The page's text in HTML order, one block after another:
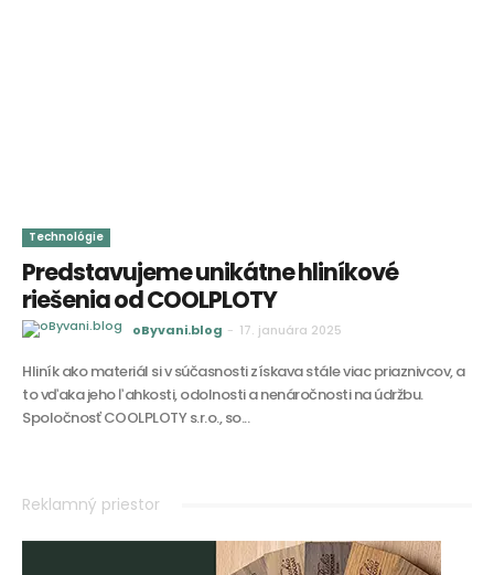
Technológie
Predstavujeme unikátne hliníkové
riešenia od COOLPLOTY
oByvani.blog - 17. januára 2025
Hliník ako materiál si v súčasnosti získava stále viac priaznivcov, a
to vďaka jeho ľahkosti, odolnosti a nenáročnosti na údržbu.
Spoločnosť COOLPLOTY s.r.o., so...
Reklamný priestor